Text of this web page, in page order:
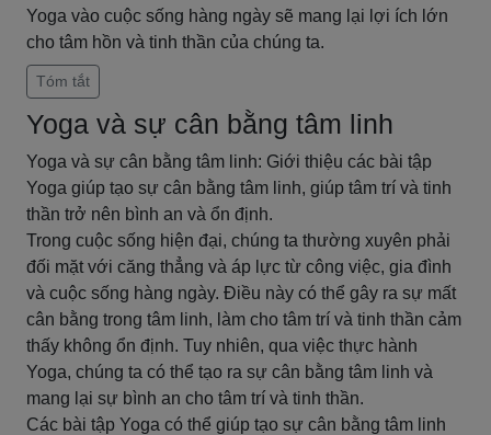
Yoga vào cuộc sống hàng ngày sẽ mang lại lợi ích lớn
cho tâm hồn và tinh thần của chúng ta.
Tóm tắt
Yoga và sự cân bằng tâm linh
Yoga và sự cân bằng tâm linh: Giới thiệu các bài tập
Yoga giúp tạo sự cân bằng tâm linh, giúp tâm trí và tinh
thần trở nên bình an và ổn định.
Trong cuộc sống hiện đại, chúng ta thường xuyên phải
đối mặt với căng thẳng và áp lực từ công việc, gia đình
và cuộc sống hàng ngày. Điều này có thể gây ra sự mất
cân bằng trong tâm linh, làm cho tâm trí và tinh thần cảm
thấy không ổn định. Tuy nhiên, qua việc thực hành
Yoga, chúng ta có thể tạo ra sự cân bằng tâm linh và
mang lại sự bình an cho tâm trí và tinh thần.
Các bài tập Yoga có thể giúp tạo sự cân bằng tâm linh